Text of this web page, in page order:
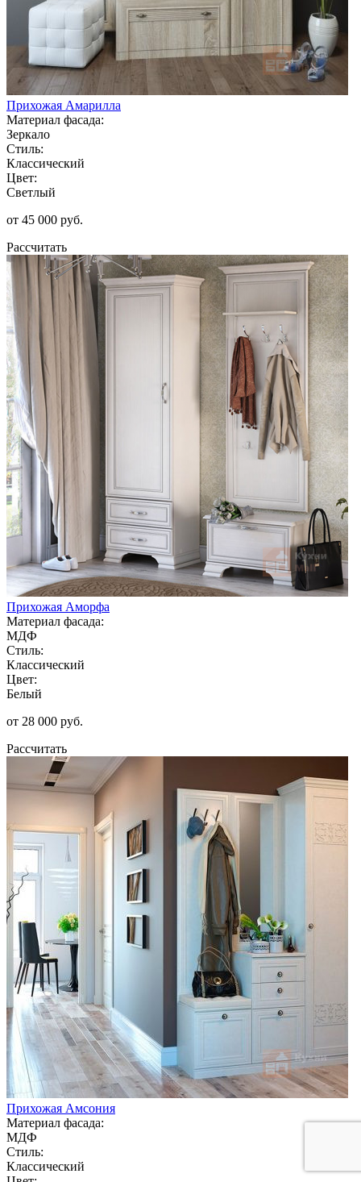
Прихожая Амарилла
Материал фасада:
Зеркало
Стиль:
Классический
Цвет:
Светлый
от 45 000 руб.
Рассчитать
Прихожая Аморфа
Материал фасада:
МДФ
Стиль:
Классический
Цвет:
Белый
от 28 000 руб.
Рассчитать
Прихожая Амсония
Материал фасада:
МДФ
Стиль:
Классический